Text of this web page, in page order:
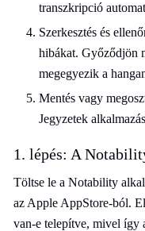
transzkripció
Szerkesztés és
hibákat. Győződjön
megegyezik a
Mentés vagy
Jegyzetek
1. lépés: A
Töltse le a Notability
az Apple AppStore-ból.
van-e telepítve, mivel így